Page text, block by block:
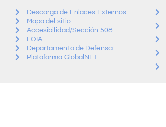
Descargo de Enlaces Externos
Mapa del sitio
Accesibilidad/Sección 508
FOIA
Departamento de Defensa
Plataforma GlobalNET